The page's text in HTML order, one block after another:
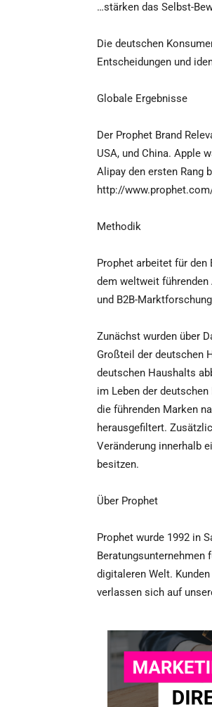
…stärken das Selbst-
Die deutschen
Entscheidungen und
Globale Ergebnisse
Der Prophet Brand
USA, und China. Apple
Alipay den ersten Rang
http://
Methodik
Prophet arbeitet für den
dem weltweit führenden
und B2B-
Zunächst wurden über
Großteil der deutschen
deutschen Haushalts
im Leben der
die führenden Marken
herausgefiltert.
Veränderung innerhalb
besitzen.
Über Prophet
Prophet wurde 1992 in
Beratungsunternehmen
digitaleren Welt. Kunden
verlassen sich auf